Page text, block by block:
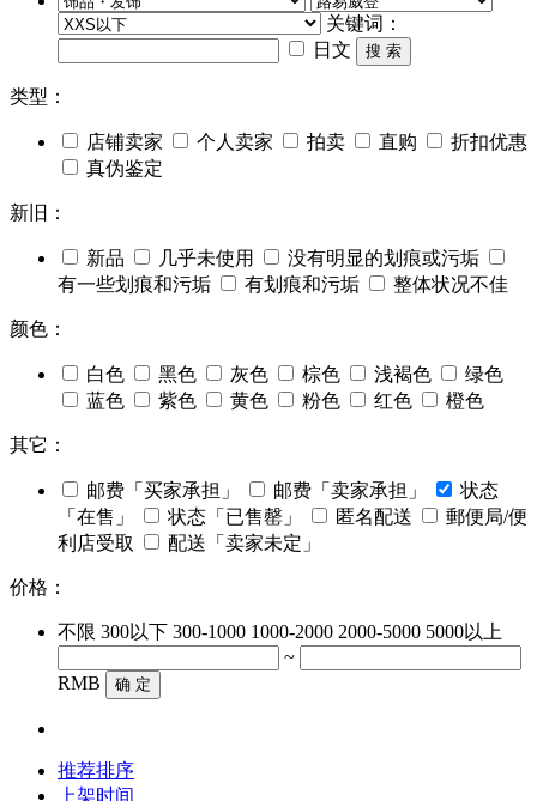
关键词：
日文
搜 索
类型：
店铺卖家 个人卖家 拍卖 直购
折扣优惠
真伪鉴定
新旧：
新品 几乎未使用
没有明显的划痕或污垢
有一些划痕和污垢
有划痕和污垢 整体状况不佳
颜色：
白色 黑色 灰色 棕色 浅褐色
绿色
蓝色
紫色 黄色 粉色 红色 橙色
其它：
邮费「买家承担」 邮费「卖家承担」
状态
「在售」
状态「已售罄」 匿名配送
郵便局/便
利店受取
配送「卖家未定」
价格：
不限 300以下 300-1000 1000-2000 2000-5000 5000以上
~
RMB
确 定
推荐排序
上架时间